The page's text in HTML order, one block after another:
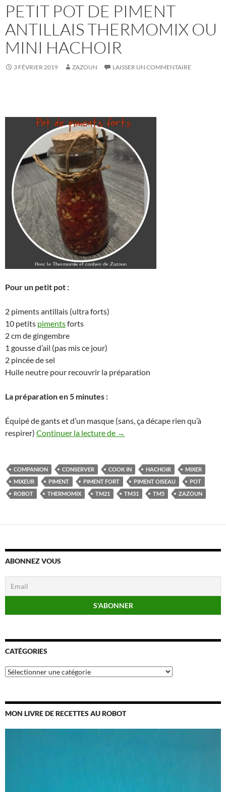
PETIT POT DE PIMENT
ANTILLAIS THERMOMIX OU
MINI HACHOIR
3 FÉVRIER 2019 ZAZOUN LAISSER UN COMMENTAIRE
Pour un petit pot :
2 piments antillais (ultra forts)
10 petits pimentsforts
2 cm de gingembre
1 gousse d’ail (pas mis ce jour)
2 pincée de sel
Huile neutre pour recouvrir la préparation
La préparation en 5 minutes :
Équipé de gants et d’un masque (sans, ça décape rien qu’à
respirer) Continuer la lecture de Petit pot de piment antillais
→
COMPANION CONSERVER COOK IN HACHOIR
MIXER
MIXEUR
PIMENT PIMENT FORT PIMENT OISEAU
POT
ROBOT
THERMOMIX TM21 TM31 TM5 ZAZOUN
ABONNEZ VOUS
CATÉGORIES
Catégories
MON LIVRE DE RECETTES AU ROBOT